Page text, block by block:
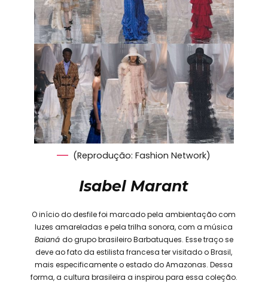
(Reprodução: Fashion Network)
Isabel Marant
O início do desfile foi marcado pela ambientação com
luzes amareladas e pela trilha sonora, com a música
Baianá do grupo brasileiro Barbatuques. Esse traço se
deve ao fato da estilista francesa ter visitado o Brasil,
mais especificamente o estado do Amazonas. Dessa
forma, a cultura brasileira a inspirou para essa coleção.